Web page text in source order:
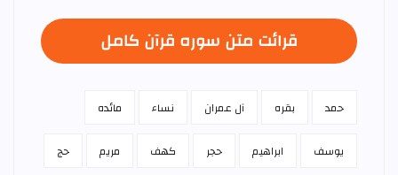
قرائت متن سوره قرآن كامل
حمد بقره آل عمران نساء مائده
يوسف ابراهيم حجر كهف مريم حج